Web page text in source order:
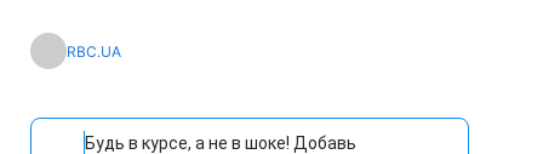
RBC.UA
Будь в курсе, а не в шоке! Добавь